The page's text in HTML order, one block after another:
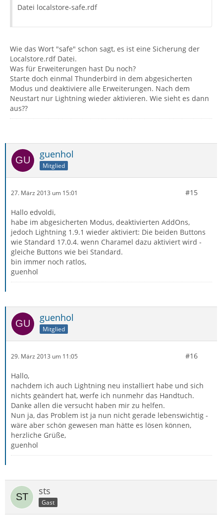
Datei localstore-safe.rdf
Wie das Wort "safe" schon sagt, es ist eine Sicherung der
Localstore.rdf Datei.
Was für Erweiterungen hast Du noch?
Starte doch einmal Thunderbird in dem abgesicherten
Modus und deaktiviere alle Erweiterungen. Nach dem
Neustart nur Lightning wieder aktivieren. Wie sieht es dann
aus??
guenhol
Mitglied
27. März 2013 um 15:01 #15
Hallo edvoldi,
habe im abgesicherten Modus, deaktivierten AddOns,
jedoch Lightning 1.9.1 wieder aktiviert: Die beiden Buttons
wie Standard 17.0.4. wenn Charamel dazu aktiviert wird -
gleiche Buttons wie bei Standard.
bin immer noch ratlos,
guenhol
guenhol
Mitglied
29. März 2013 um 11:05 #16
Hallo,
nachdem ich auch Lightning neu installiert habe und sich
nichts geändert hat, werfe ich nunmehr das Handtuch.
Danke allen die versucht haben mir zu helfen.
Nun ja, das Problem ist ja nun nicht gerade lebenswichtig -
wäre aber schön gewesen man hätte es lösen können,
herzliche Grüße,
guenhol
sts
Gast